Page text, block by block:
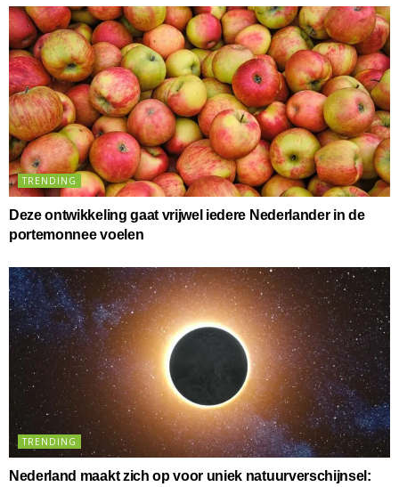
TRENDING
Deze ontwikkeling gaat vrijwel iedere Nederlander in de
portemonnee voelen
TRENDING
Nederland maakt zich op voor uniek natuurverschijnsel: